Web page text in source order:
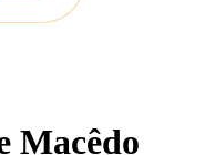
Macêdo